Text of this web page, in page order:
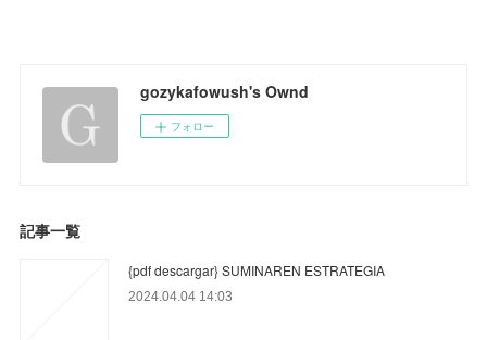
gozykafowush's Ownd
フォロー
記事一覧
{pdf descargar} SUMINAREN ESTRATEGIA
2024.04.04 14:03